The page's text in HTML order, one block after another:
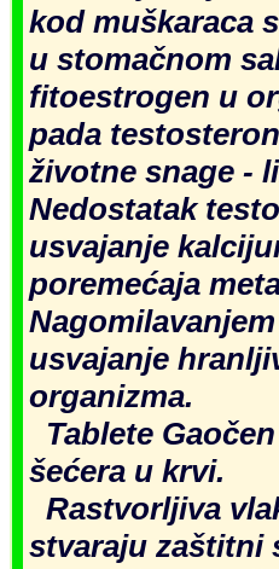
kod muškaraca
u stomačnom
fitoestrogen u
pada
životne snage -
Nedostatak
usvajanje
poremećaja
usvajanje
organizma.
Tablete
šećera u krvi.
Rastvorljiva
stvaraju zaštitni